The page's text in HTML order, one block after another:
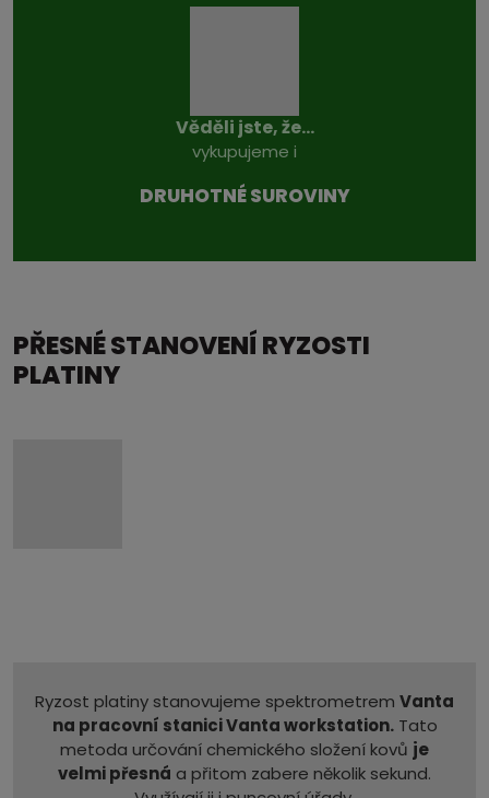
Věděli jste, že...
vykupujeme i
DRUHOTNÉ SUROVINY
PŘESNÉ STANOVENÍ RYZOSTI
PLATINY
Ryzost platiny stanovujeme spektrometrem Vanta
na pracovní stanici Vanta workstation.Tato
metoda určování chemického složení kovů je
velmi přesná a přitom zabere několik sekund.